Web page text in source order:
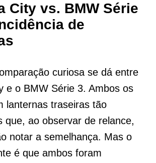
City vs. BMW Série
de
curiosa se dá entre
e o BMW Série 3. Ambos os
lanternas traseiras tão
que, ao observar de relance,
notar a semelhança. Mas o
é que ambos foram